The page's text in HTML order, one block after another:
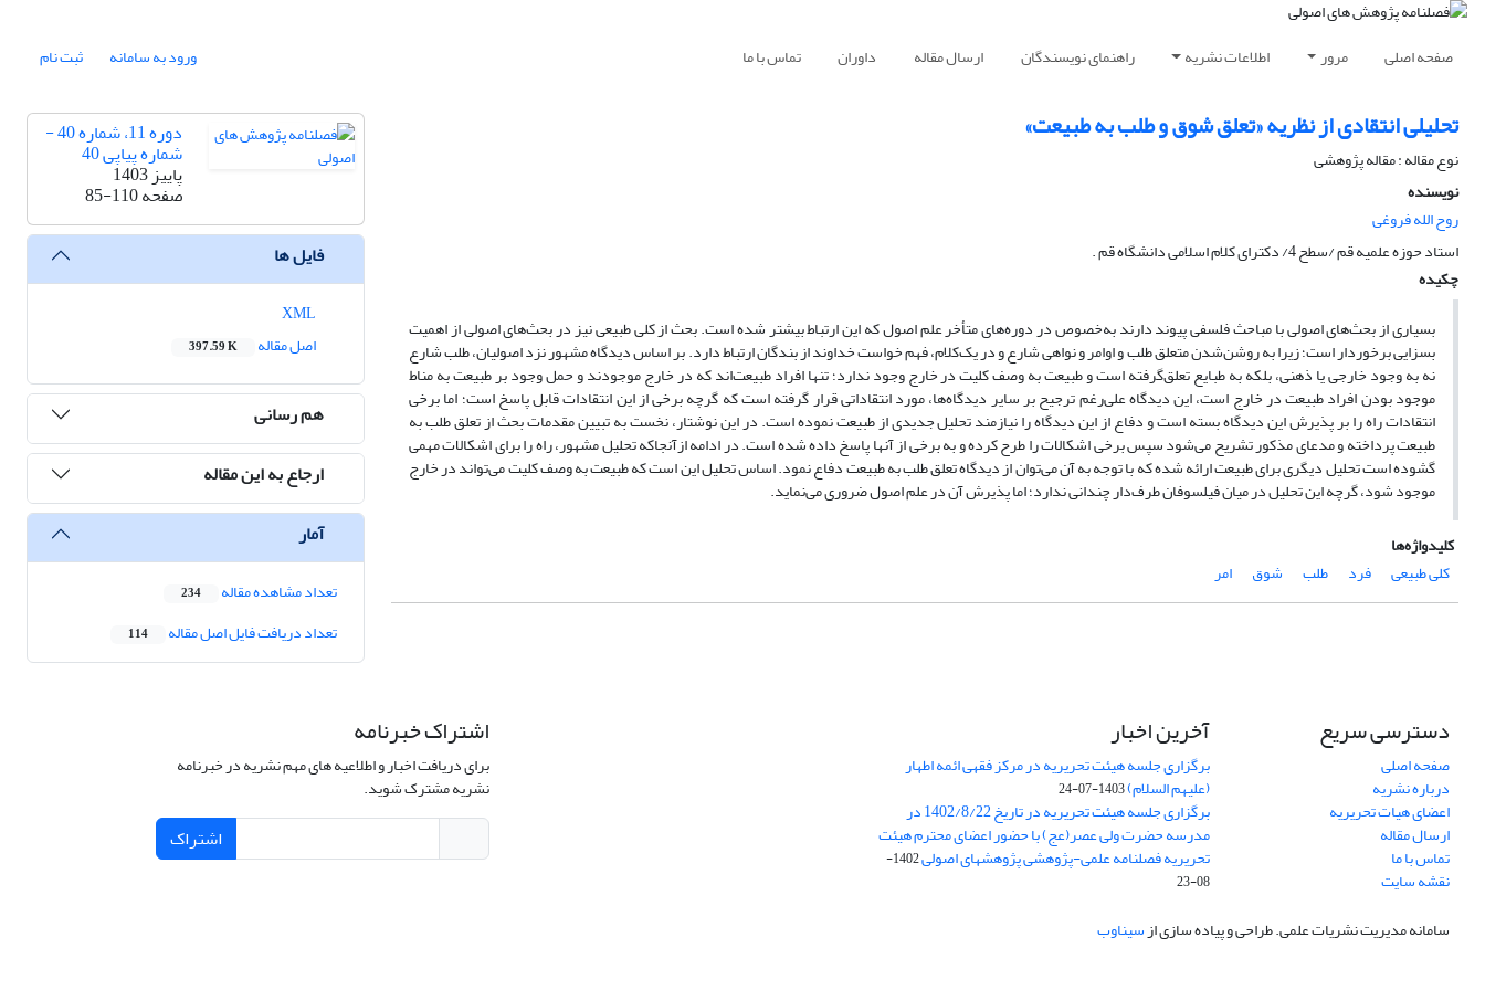
صفحه اصلی مرور اطلاعات نشریه راهنمای نویسندگان ارسال مقاله داوران تماس با ما ورود به سامانه ثبت نام
تحلیلی انتقادی از نظریه «تعلق شوق و طلب به طبیعت»
نوع مقاله : مقاله پژوهشی
نویسنده
روح الله فروغی
استاد حوزه علمیه قم /سطح 4/ دکترای کلام اسلامی دانشگاه قم .
چکیده
بسیاری از بحث‌های اصولی با مباحث فلسفی پیوند دارند به‌خصوص در دوره‌های متأخر علم اصول که این ارتباط بیشتر شده است. بحث از کلی طبیعی نیز در بحث‌های اصولی از اهمیت
بسزایی برخوردار است؛ زیرا به روشن‌شدن متعلق طلب و اوامر و نواهی شارع و در یک‌کلام، فهم خواست خداوند از بندگان ارتباط دارد. بر اساس دیدگاه مشهور نزد اصولیان، طلب شارع
نه به وجود خارجی یا ذهنی، بلکه به طبایع تعلق‌گرفته است و طبیعت به وصف کلیت در خارج وجود ندارد؛ تنها افراد طبیعت‌اند که در خارج موجودند و حمل وجود بر طبیعت به مناط
موجود بودن افراد طبیعت در خارج است، این دیدگاه علی‌رغم ترجیح بر سایر دیدگاه‌ها، مورد انتقاداتی قرار گرفته است که گرچه برخی از این انتقادات قابل پاسخ است؛ اما برخی
انتقادات راه را بر پذیرش این دیدگاه بسته است و دفاع از این دیدگاه را نیازمند تحلیل جدیدی از طبیعت نموده است. در این نوشتار، نخست به تبیین مقدمات بحث از تعلق طلب به
طبیعت پرداخته و مدعای مذکور تشریح می‌شود سپس برخی اشکالات را طرح کرده و به برخی از آنها پاسخ داده شده است. در ادامه ازآنجاکه تحلیل مشهور، راه را برای اشکالات مهمی
گشوده است تحلیل دیگری برای طبیعت ارائه شده که با توجه به آن می‌توان از دیدگاه تعلق طلب به طبیعت دفاع نمود. اساس تحلیل این است که طبیعت به وصف کلیت می‌تواند در خارج
موجود شود، گرچه این تحلیل در میان فیلسوفان طرف‌دار چندانی ندارد؛ اما پذیرش آن در علم اصول ضروری می‌نماید.
کلیدواژه‌ها
کلی طبیعی
فرد طلب شوق امر
دوره 11، شماره 40 -
شماره پیاپی 40
پاییز 1403
صفحه85-110
فایل ها
اصل مقاله
397.59 K
هم رسانی
ارجاع به این مقاله
آمار
تعداد مشاهده مقاله 234
تعداد دریافت فایل اصل مقاله 114
دسترسی سریع
صفحه اصلی
درباره نشریه
اعضای هیات تحریریه
ارسال مقاله
تماس با ما
نقشه سایت
آخرین اخبار
برگزاری جلسه هیئت تحریریه در مرکز فقهی ائمه اطهار
(علیهم السلام)1403-07-24
برگزاری جلسه هیئت تحریریه در تاریخ 1402/8/22 در
مدرسه حضرت ولی عصر(عج) با حضور اعضای محترم هیئت
تحریریه فصلنامه علمی-پژوهشی پژوهشهای اصولی
1402-
08-23
اشتراک خبرنامه
برای دریافت اخبار و اطلاعیه های مهم نشریه در خبرنامه
نشریه مشترک شوید.
اشتراک
سامانه مدیریت نشریات علمی.طراحی و پیاده سازی ازسیناوب